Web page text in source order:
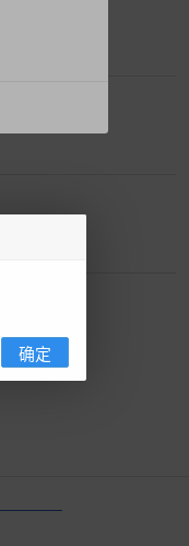
确定